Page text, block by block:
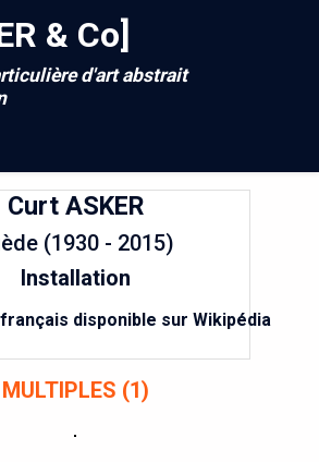
& Co]
d'art abstrait
Curt ASKER
(1930 - 2015)
Installation
disponible sur Wikipédia
MULTIPLES (1)